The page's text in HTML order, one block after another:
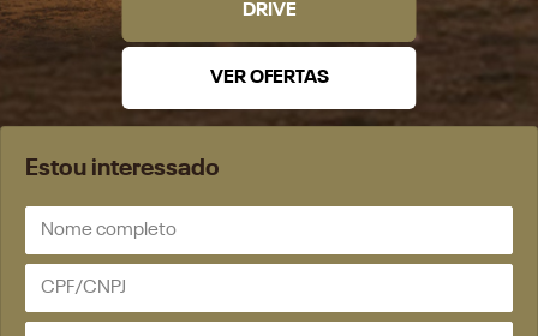
Estou interessado
DRIVE
VER OFERTAS